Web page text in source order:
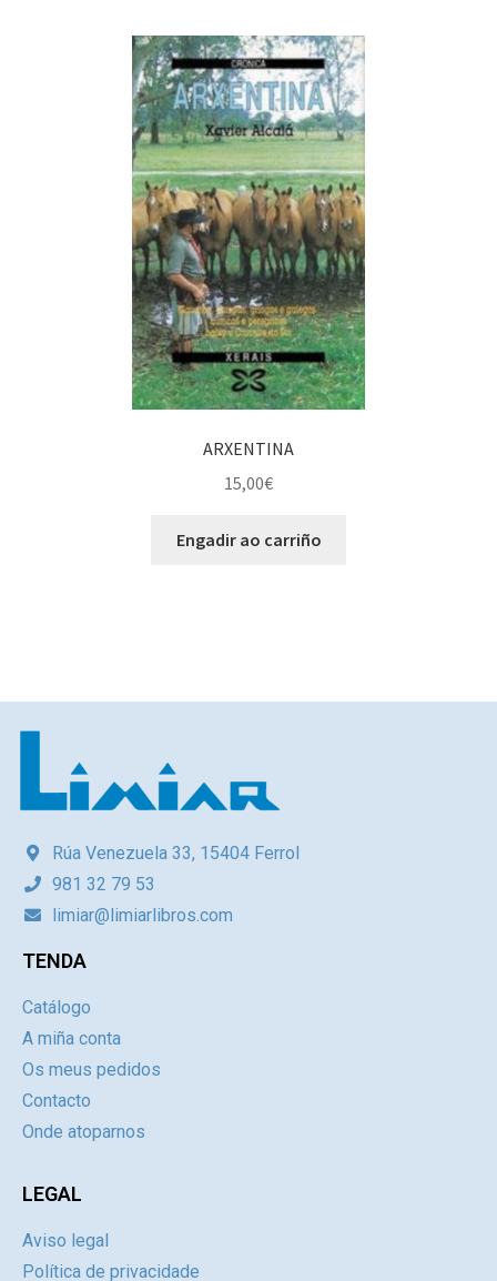
ARXENTINA
15,00€
Engadir ao carriño
Rúa Venezuela 33, 15404 Ferrol
981 32 79 53
limiar@limiarlibros.com
TENDA
Catálogo
A miña conta
Os meus pedidos
Contacto
Onde atoparnos
LEGAL
Aviso legal
Política de privacidade